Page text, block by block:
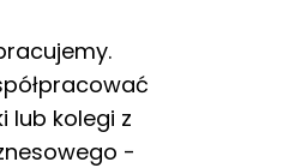
lub kolegi z
-